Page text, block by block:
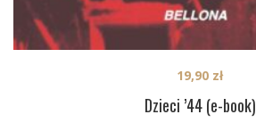
Dzieci ’44 (e-book)
19,90 zł